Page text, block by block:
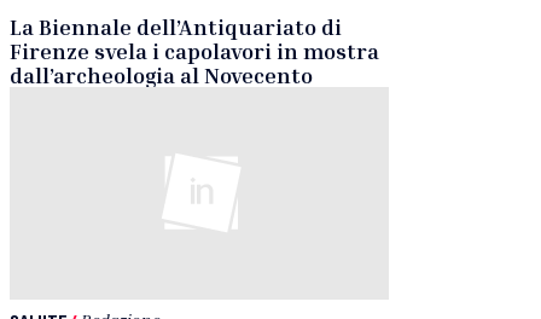
La Biennale dell’Antiquariato di
Firenze svela i capolavori in mostra
dall’archeologia al Novecento